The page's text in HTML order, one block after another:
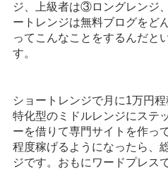
ジ、上級者は③ロングレンジ
ートレンジは無料ブログをど
ってこんなことをするんだと
す。
ショートレンジで月に1万円
特化型のミドルレンジにステ
ーを借りて専門サイトを作っ
程度稼げるようになったら、
ジです。おもにワードプレス